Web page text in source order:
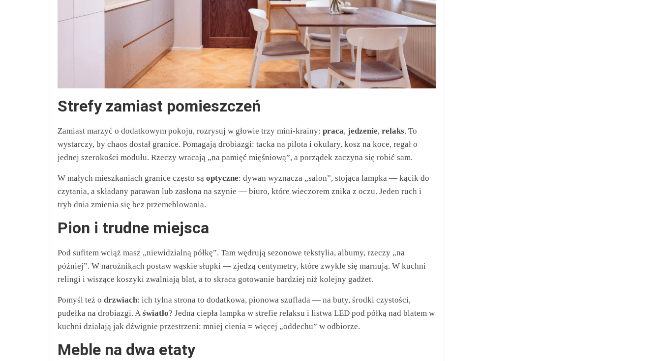
Strefy zamiast pomieszczeń
Zamiast marzyć o dodatkowym pokoju, rozrysuj w głowie trzy mini‑krainy: praca, jedzenie, relaks. To
wystarczy, by chaos dostał granice. Pomagają drobiazgi: tacka na pilota i okulary, kosz na koce, regał o
jednej szerokości modułu. Rzeczy wracają „na pamięć mięśniową”, a porządek zaczyna się robić sam.
W małych mieszkaniach granice często są optyczne: dywan wyznacza „salon”, stojąca lampka — kącik do
czytania, a składany parawan lub zasłona na szynie — biuro, które wieczorem znika z oczu. Jeden ruch i
tryb dnia zmienia się bez przemeblowania.
Pion i trudne miejsca
Pod sufitem wciąż masz „niewidzialną półkę”. Tam wędrują sezonowe tekstylia, albumy, rzeczy „na
później”. W narożnikach postaw wąskie słupki — zjedzą centymetry, które zwykle się marnują. W kuchni
relingi i wiszące koszyki zwalniają blat, a to skraca gotowanie bardziej niż kolejny gadżet.
Pomyśl też o drzwiach: ich tylna strona to dodatkowa, pionowa szuflada — na buty, środki czystości,
pudełka na drobiazgi. A światło? Jedna ciepła lampka w strefie relaksu i listwa LED pod półką nad blatem w
kuchni działają jak dźwignie przestrzeni: mniej cienia = więcej „oddechu” w odbiorze.
Meble na dwa etaty